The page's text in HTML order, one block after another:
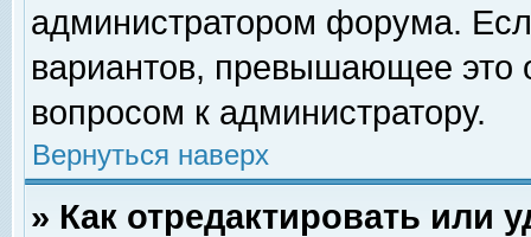
администратором форума.
вариантов, превышающее это
вопросом к администратору.
Вернуться наверх
» Как отредактировать или